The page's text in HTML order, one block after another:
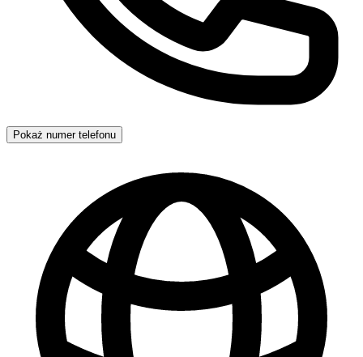
Pokaż numer telefonu